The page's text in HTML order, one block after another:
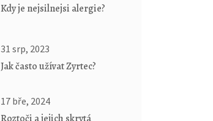
Kdy je nejsilnejsi alergie?
31 srp, 2023
Jak často užívat Zyrtec?
17 bře, 2024